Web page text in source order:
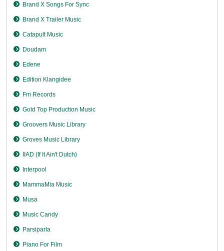
Brand X Songs For Sync
Brand X Trailer Music
Catapult Music
Doudam
Edene
Edition Klangidee
Fm Records
Gold Top Production Music
Groovers Music Library
Groves Music Library
IIAD (If It Ain't Dutch)
Interpool
MammaMia Music
Musa
Music Candy
Parsiparla
Piano For Film